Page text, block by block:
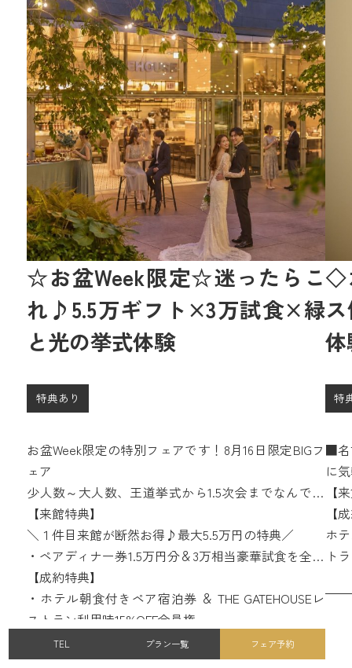
☆お盆Week限定☆迷ったらこ
れ♪5.5万ギフト×3万試食×緑
と光の挙式体験
特典あり
お盆Week限定の特別フェアです！8月16日限定BIGフ
ェア
少人数～大人数、王道挙式から1.5次会までなんでも
相談会つき。
【来館特典】
＼１件目来館が断然お得♪最大5.5万円の特典／
・ペアディナー券1.5万円分＆3万相当豪華試食を全員
に!
・さらに１件目来館限定でカタログギフト１万円分
をプレゼント！
【成約特典】
・ホテル朝食付きペア宿泊券 ＆ THE GATEHOUSEレ
ストラン利用時15%OFF会員権
・国産牛&オマール海老の3万円分無料試食つきの特
別フェア♪
◇
特
■名
に
【
＼
・
に!
を
【
ホ
ト
開
所
TEL プラン一覧 フェア予約